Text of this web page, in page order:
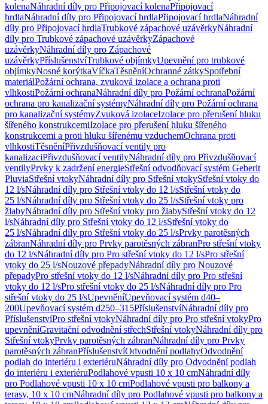
kolenaNáhradní díly pro Připojovací kolenaPřipojovací
hrdlaNáhradní díly pro Připojovací hrdlaPřipojovací hrdlaNáhradní
díly pro Připojovací hrdlaTrubkové zápachové uzávěrkyNáhradní
díly pro Trubkové zápachové uzávěrkyZápachové
uzávěrkyNáhradní díly pro Zápachové
uzávěrkyPříslušenstvíTrubkové objímkyUpevnění pro trubkové
objímkyNosné korýtkaVíčkaTěsněníOchranné zátkySpotřební
materiálPožární ochrana, zvuková izolace a ochrana proti
vlhkostiPožární ochranaNáhradní díly pro Požární ochranaPožární
ochrana pro kanalizační systémyNáhradní díly pro Požární ochrana
pro kanalizační systémyZvuková izolaceIzolace pro přerušení hluku
šířeného konstrukcemiIzolace pro přerušení hluku šířeného
konstrukcemi a proti hluku šířenému vzduchemOchrana proti
vlhkostiTěsněníPřivzdušňovací ventily pro
kanalizaciPřivzdušňovací ventilyNáhradní díly pro Přivzdušňovací
ventilyPrvky k zadržení energieStřešní odvodňovací systém Geberit
PluviaStřešní vtokyNáhradní díly pro Střešní vtokyStřešní vtoky do
12 l/sNáhradní díly pro Střešní vtoky do 12 l/sStřešní vtoky do
25 l/sNáhradní díly pro Střešní vtoky do 25 l/sStřešní vtoky pro
žlabyNáhradní díly pro Střešní vtoky pro žlabyStřešní vtoky do 12
l/sNáhradní díly pro Střešní vtoky do 12 l/sStřešní vtoky do
25 l/sNáhradní díly pro Střešní vtoky do 25 l/sPrvky parotěsných
zábranNáhradní díly pro Prvky parotěsných zábranPro střešní vtoky
do 12 l/sNáhradní díly pro Pro střešní vtoky do 12 l/sPro střešní
vtoky do 25 l/sNouzové přepadyNáhradní díly pro Nouzové
přepadyPro střešní vtoky do 12 l/sNáhradní díly pro Pro střešní
vtoky do 12 l/sPro střešní vtoky do 25 l/sNáhradní díly pro Pro
střešní vtoky do 25 l/sUpevněníUpevňovací systém d40–
200Upevňovací systém d250–315PříslušenstvíNáhradní díly pro
PříslušenstvíPro střešní vtokyNáhradní díly pro Pro střešní vtokyPro
upevněníGravitační odvodnění střechStřešní vtokyNáhradní díly pro
Střešní vtokyPrvky parotěsných zábranNáhradní díly pro Prvky
parotěsných zábranPříslušenstvíOdvodnění podlahyOdvodnění
podlah do interiéru i exteriéruNáhradní díly pro Odvodnění podlah
do interiéru i exteriéruPodlahové vpusti 10 x 10 cmNáhradní díly
pro Podlahové vpusti 10 x 10 cmPodlahové vpusti pro balkony a
terasy, 10 x 10 cmNáhradní díly pro Podlahové vpusti pro balkony a